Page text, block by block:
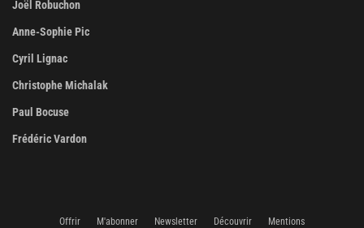
Joël Robuchon
Anne-Sophie Pic
Cyril Lignac
Christophe Michalak
Paul Bocuse
Frédéric Vardon
Offrir M'abonner Newsletter Découvrir
Mentions